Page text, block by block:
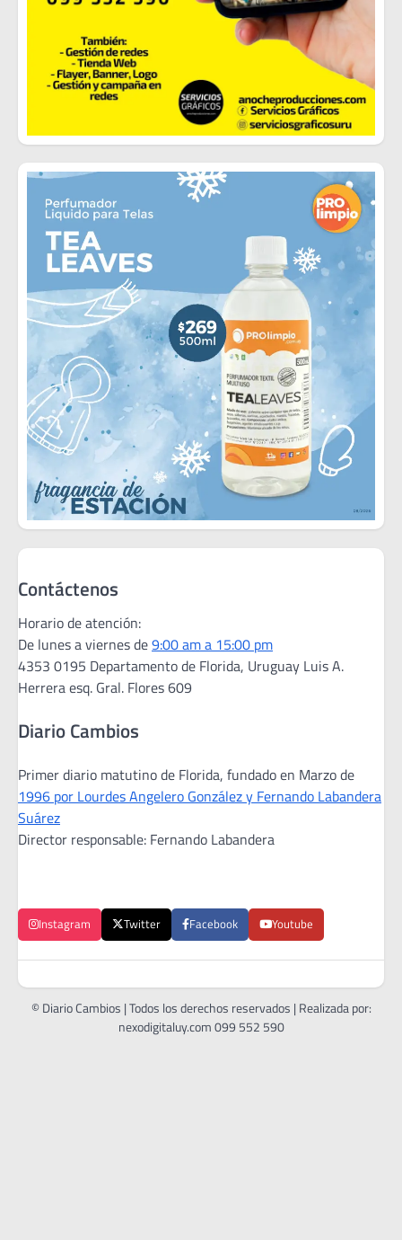
Contáctenos
Horario de atención:
De lunes a viernes de9:00 am a 15:00 pm
4353 0195 Departamento de Florida, Uruguay Luis A.
Herrera esq. Gral. Flores 609
Diario Cambios
Primer diario matutino de Florida, fundado en Marzo de
1996 por Lourdes Angelero González y Fernando Labandera
Suárez
Director responsable: Fernando Labandera
Instagram Twitter Facebook Youtube